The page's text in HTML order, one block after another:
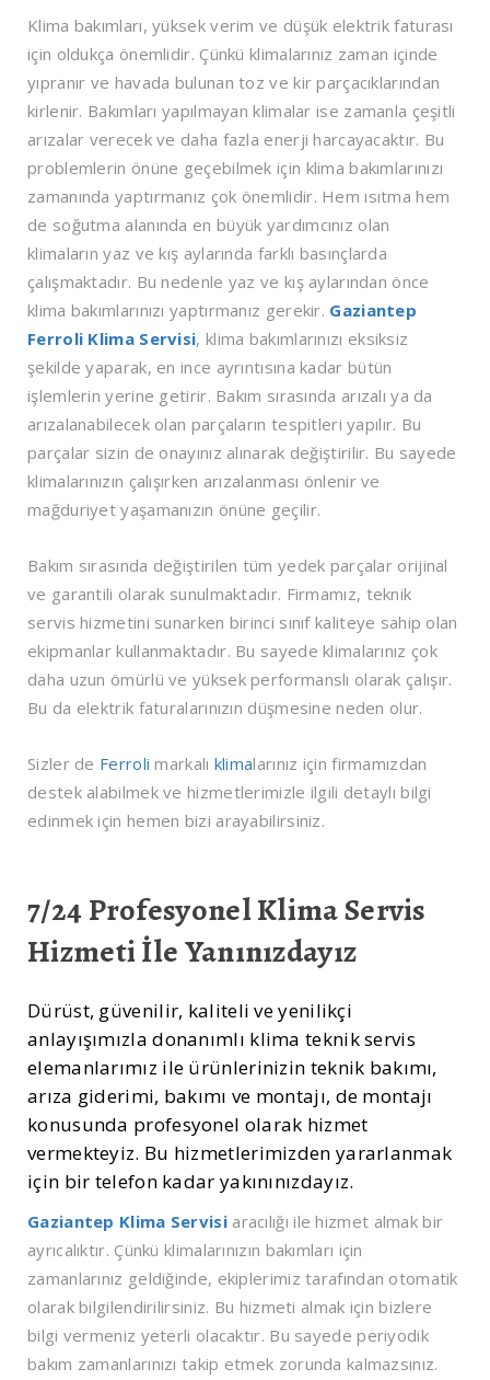
Klima bakımları, yüksek verim ve düşük elektrik faturası
için oldukça önemlidir. Çünkü klimalarınız zaman içinde
yıpranır ve havada bulunan toz ve kir parçacıklarından
kirlenir. Bakımları yapılmayan klimalar ise zamanla çeşitli
arızalar verecek ve daha fazla enerji harcayacaktır. Bu
problemlerin önüne geçebilmek için klima bakımlarınızı
zamanında yaptırmanız çok önemlidir. Hem ısıtma hem
de soğutma alanında en büyük yardımcınız olan
klimaların yaz ve kış aylarında farklı basınçlarda
çalışmaktadır. Bu nedenle yaz ve kış aylarından önce
klima bakımlarınızı yaptırmanız gerekir. Gaziantep
Ferroli Klima Servisi, klima bakımlarınızı eksiksiz
şekilde yaparak, en ince ayrıntısına kadar bütün
işlemlerin yerine getirir. Bakım sırasında arızalı ya da
arızalanabilecek olan parçaların tespitleri yapılır. Bu
parçalar sizin de onayınız alınarak değiştirilir. Bu sayede
klimalarınızın çalışırken arızalanması önlenir ve
mağduriyet yaşamanızın önüne geçilir.
Bakım sırasında değiştirilen tüm yedek parçalar orijinal
ve garantili olarak sunulmaktadır. Firmamız, teknik
servis hizmetini sunarken birinci sınıf kaliteye sahip olan
ekipmanlar kullanmaktadır. Bu sayede klimalarınız çok
daha uzun ömürlü ve yüksek performanslı olarak çalışır.
Bu da elektrik faturalarınızın düşmesine neden olur.
Sizler de Ferrolimarkalı klimalarınız için firmamızdan
destek alabilmek ve hizmetlerimizle ilgili detaylı bilgi
edinmek için hemen bizi arayabilirsiniz.
7/24 Profesyonel Klima Servis
Hizmeti İle Yanınızdayız
Dürüst, güvenilir, kaliteli ve yenilikçi
anlayışımızla donanımlı klima teknik servis
elemanlarımız ile ürünlerinizin teknik bakımı,
arıza giderimi, bakımı ve montajı, de montajı
konusunda profesyonel olarak hizmet
vermekteyiz. Bu hizmetlerimizden yararlanmak
için bir telefon kadar yakınınızdayız.
Gaziantep Klima Servisiaracılığı ile hizmet almak bir
ayrıcalıktır. Çünkü klimalarınızın bakımları için
zamanlarınız geldiğinde, ekiplerimiz tarafından otomatik
olarak bilgilendirilirsiniz. Bu hizmeti almak için bizlere
bilgi vermeniz yeterli olacaktır. Bu sayede periyodik
bakım zamanlarınızı takip etmek zorunda kalmazsınız.